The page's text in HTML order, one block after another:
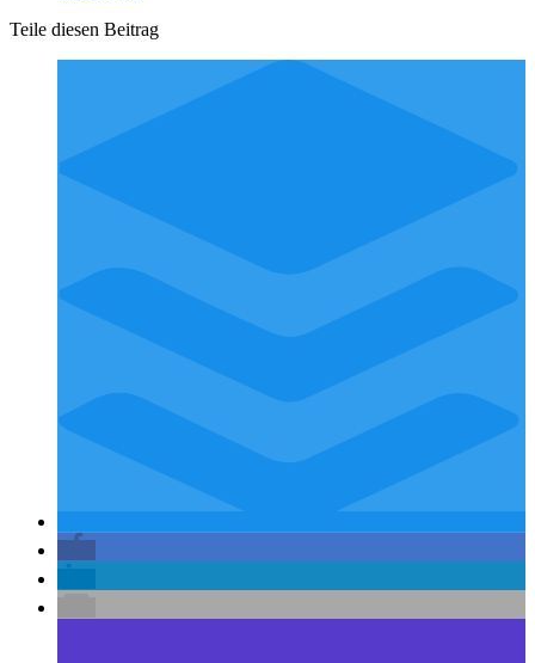
Teile diesen Beitrag